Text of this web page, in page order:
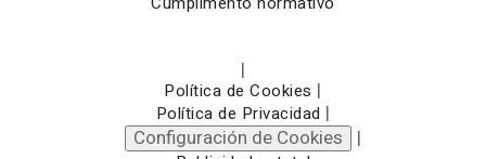
|
Política de Cookies |
Política de Privacidad |
Configuración de Cookies |